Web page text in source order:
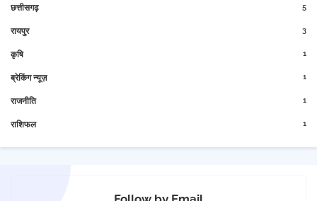
छत्तीसगढ़ 5
रायपुर 3
कृषि 1
ब्रेकिंग न्यूज़ 1
राजनीति 1
राशिफल 1